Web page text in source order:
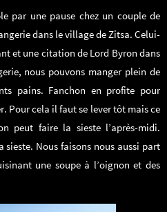
par une pause chez un couple de
dans le village de Zitsa. Celui-
et une citation de Lord Byron dans
nous pouvons manger plein de
pains. Fanchon en profite pour
Pour cela il faut se lever tôt mais ce
peut faire la sieste l’après-midi.
sieste. Nous faisons nous aussi part
une soupe à l’oignon et des